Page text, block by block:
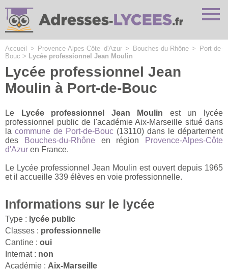
Accueil > Provence-Alpes-Côte d'Azur> Bouches-du-Rhône> Port-de-
Bouc > Lycée professionnel Jean Moulin
Lycée professionnel Jean
Moulin à Port-de-Bouc
Le Lycée professionnel Jean Moulin est un lycée
professionnel public de l'académie Aix-Marseille situé dans
la commune de Port-de-Bouc (13110) dans le département
des
Bouches-du-Rhône en région
Provence-Alpes-Côte
d'Azur en France.
Le Lycée professionnel Jean Moulin est ouvert depuis 1965
et il accueille 339 élèves en voie professionnelle.
Informations sur le lycée
Type : lycée public
Classes : professionnelle
Cantine : oui
Internat : non
Académie : Aix-Marseille